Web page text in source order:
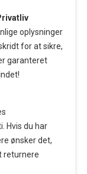
oplysninger
for at sikre,
garanteret
Hvis du har
ønsker det,
returnere